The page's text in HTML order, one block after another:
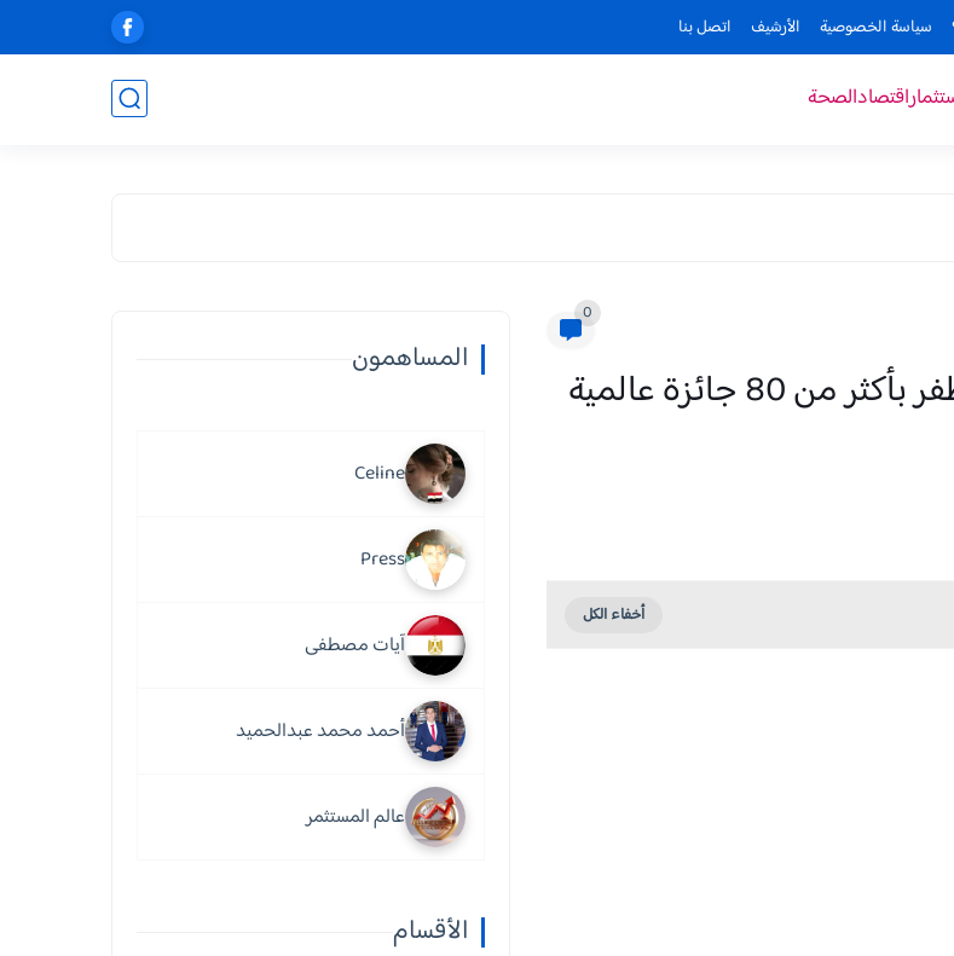
سياسة الخصوصية الأرشيف اتصل بنا
اقتصادالصحة
0
بنك مصر يحقق قفزة تاريخية في أرباحه ويظفر بأكثر من 80 جائزة عالمية
المساهمون
Celine
Press
آيات مصطفى
أحمد محمد عبدالحميد
عالم المستثمر
الأقسام